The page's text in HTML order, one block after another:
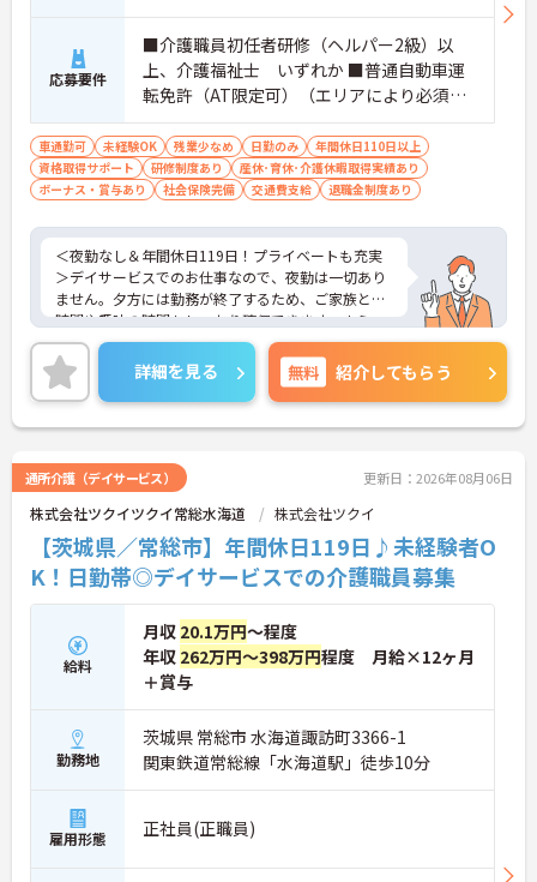
・頑張りをしっかり還元する過去実績最大105万円
の賞与や配偶者・お子様への手厚い扶養手当を支給
S」や勤続3年以上の退職金制度を完備しています
・社内規定の範囲内で髪色や髪型をはじめネイルや
まつげエクステが自由であり自分らしさを大切に働
けます
【有資格者のキャリアパス！手厚いチューター制度
と多彩な研修で専門性を高めます 】
・入社後1年間は専門のチューター（指導担当者）
がマンツーマンで手厚くフォローするため新しい環
境でも安心です
・資格手当の支給や公的資格取得・自己啓発支援制
度を通じて有資格者のさらなるステップアップを後
押しします
・階層別研修や所属先以外の事業所で行う交換研修
応募要件
■介護職員初任者研修（ヘルパー2級）以
上、介護福祉士 いずれか ■普通自動車運
転免許（AT限定可）（エリアにより必須）
■経験：不問
車通勤可 未経験OK 残業少なめ 日勤のみ
年間休日110日以上
資格取得サポート
研修制度あり
産休･育休･介護休暇取得実績あり
ボーナス・賞与あり
社会保険完備 交通費支給 退職金制度あり
＜夜勤なし＆年間休日119日！プライベートも充実
＞デイサービスでのお仕事なので、夜勤は一切あり
ません。夕方には勤務が終了するため、ご家族との
時間や趣味の時間もしっかり確保できます。さら
に、月9日のお休みに加えて「リフレッシュ休暇」
が毎月1日付与され、年間休日はたっぷり119日。無
理なく働き続けられるリズムが整っており、仕事と
プライベートのメリハリをつけて働きたい方にぴっ
たりです。
介護の経験がない方やブランクがある方も大歓迎で
す。資格取得支援制度や自己啓発支援制度が整って
おり、働きながらスキルアップを目指せます。ま
た、全国展開する同社ならではの多彩なキャリアパ
スがあり、管理職や専門職への挑戦、異なるサービ
スへのキャリアチェンジも可能です。一人ひとりの
「なりたい姿」を応援し、成長をバックアップする
体制が整っています。
詳細を見る 無料 紹介してもらう
通所介護（デイサービス） 更新日：2026年08月06日
株式会社ツクイツクイ常総水海道 株式会社ツクイ
【茨城県／常総市】年間休日119日♪未経験者O
K！日勤帯◎デイサービスでの介護職員募集
給料
月収 20.1万円～程度
年収 262万円～398万円程度 月給×12ヶ月
＋賞与
勤務地
茨城県 常総市 水海道諏訪町3366-1
関東鉄道常総線「水海道駅」徒歩10分
雇用形態 正社員(正職員)